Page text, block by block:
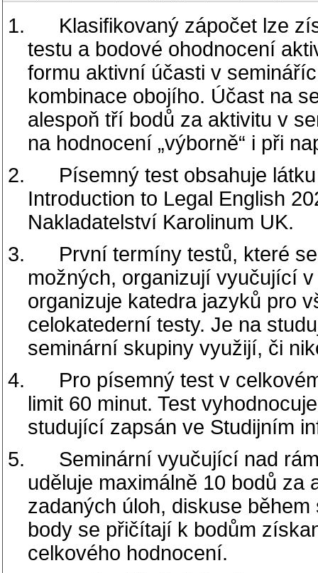
1.
Klasifikovaný zápočet lze
testu a bodové ohodnocení
formu aktivní účasti v
kombinace obojího. Účast na
alespoň tří bodů za aktivitu v
na hodnocení „výborně“ i při
2.
Písemný test obsahuje
Introduction to Legal English
Nakladatelství Karolinum UK.
3.
První termíny testů, které
možných, organizují vyučující
organizuje katedra jazyků pro
celokatederní testy. Je na
seminární skupiny využijí, či
4.
Pro písemný test v
limit 60 minut. Test
studující zapsán ve Studijním
5.
Seminární vyučující nad
uděluje maximálně 10 bodů
zadaných úloh, diskuse
body se přičítají k bodům
celkového hodnocení.